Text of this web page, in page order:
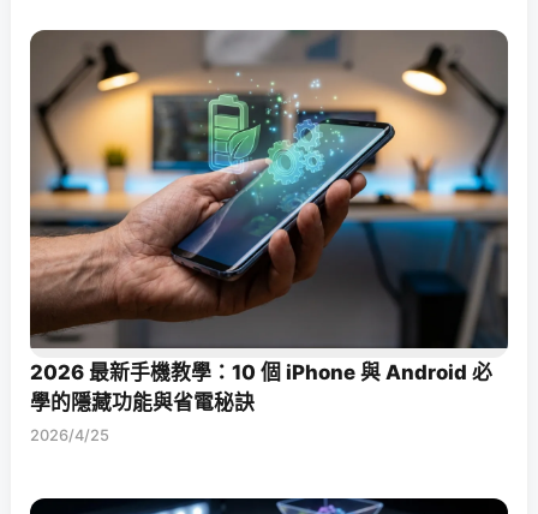
2026 最新手機教學：10 個 iPhone 與 Android 必
學的隱藏功能與省電秘訣
2026/4/25